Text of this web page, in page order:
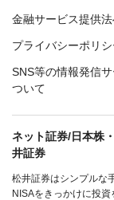
金融サービス提供
プライバシーポリシ
SNS等の情報発信
ついて
ネット証券/日本株
井証券
松井証券はシンプルな
NISAをきっかけに投資